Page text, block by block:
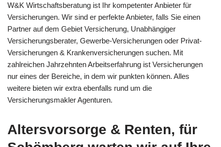
W&K Wirtschaftsberatung ist Ihr kompetenter Anbieter für
Versicherungen. Wir sind er perfekte Anbieter, falls Sie einen
Partner auf dem Gebiet Versicherung, Unabhängiger
Versicherungsberater, Gewerbe-Versicherungen oder Privat-
Versicherungen & Krankenversicherungen suchen. Mit
zahlreichen Jahrzehnten Arbeitserfahrung ist Versicherungen
nur eines der Bereiche, in dem wir punkten können. Alles
weitere bieten wir extra ebenfalls rund um die
Versicherungsmakler Agenturen.
Altersvorsorge & Renten, für